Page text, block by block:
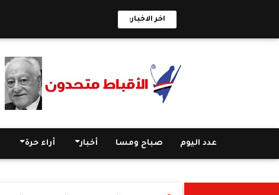
اخر الاخبار:
عدد اليوم صباح ومسا أخبار أراء حرة